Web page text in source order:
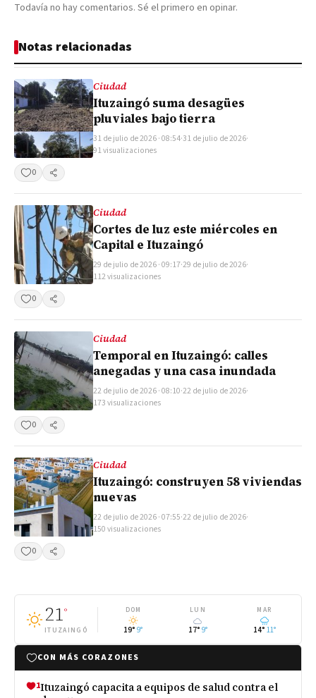
Todavía no hay comentarios. Sé el primero en opinar.
Notas relacionadas
Ciudad
Ituzaingó suma desagües
pluviales bajo tierra
31 de julio de 2026 · 08:54·31 de julio de 2026·
91 visualizaciones
0
Compartir
Ciudad
Cortes de luz este miércoles en
Capital e Ituzaingó
29 de julio de 2026 · 09:17·29 de julio de 2026·
112 visualizaciones
0
Compartir
Ciudad
Temporal en Ituzaingó: calles
anegadas y una casa inundada
22 de julio de 2026 · 08:10·22 de julio de 2026·
173 visualizaciones
0
Compartir
Ciudad
Ituzaingó: construyen 58 viviendas
nuevas
22 de julio de 2026 · 07:55·22 de julio de 2026·
150 visualizaciones
0
Compartir
21°
ITUZAINGÓ
DOM
19° 9°
LUN
17° 9°
MAR
14° 11°
CON MÁS CORAZONES
1Ituzaingó capacita a equipos de salud contra el